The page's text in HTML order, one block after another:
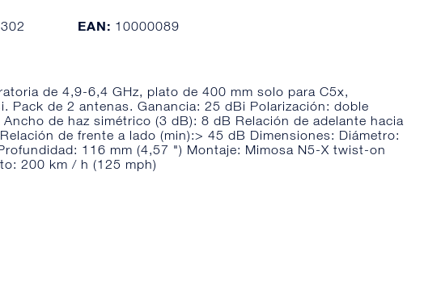
EAN: 10000089
de 4,9-6,4 GHz, plato de 400 mm solo para C5x,
Pack de 2 antenas. Ganancia: 25 dBi Polarización: doble
de haz simétrico (3 dB): 8 dB Relación de adelante hacia
de frente a lado (min):> 45 dB Dimensiones: Diámetro:
116 mm (4,57 ") Montaje: Mimosa N5-X twist-on
200 km / h (125 mph)